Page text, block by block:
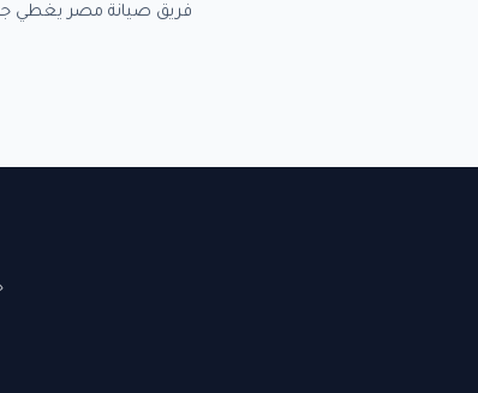
فريق صيانة مصر يغطي